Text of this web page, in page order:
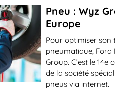
Pneu : Wyz
Europe
Pour optimiser son
pneumatique, Ford
Group. C’est le
de la société
pneus via internet.